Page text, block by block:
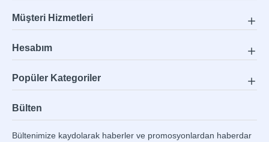
Müşteri Hizmetleri
Hesabım
Popüler Kategoriler
Bülten
Bültenimize kaydolarak haberler ve promosyonlardan haberdar